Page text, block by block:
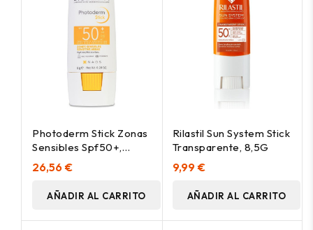
Photoderm Stick Zonas
Sensibles Spf50+,
Protectores Solares
Bioderma - Perfumes
Club
26,56 €
AÑADIR AL CARRITO
Rilastil Sun System Stick
Transparente, 8,5G
9,99 €
AÑADIR AL CARRITO